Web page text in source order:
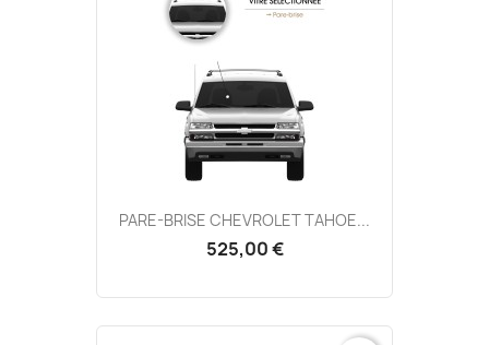
PARE-BRISE CHEVROLET TAHOE...
525,00 €